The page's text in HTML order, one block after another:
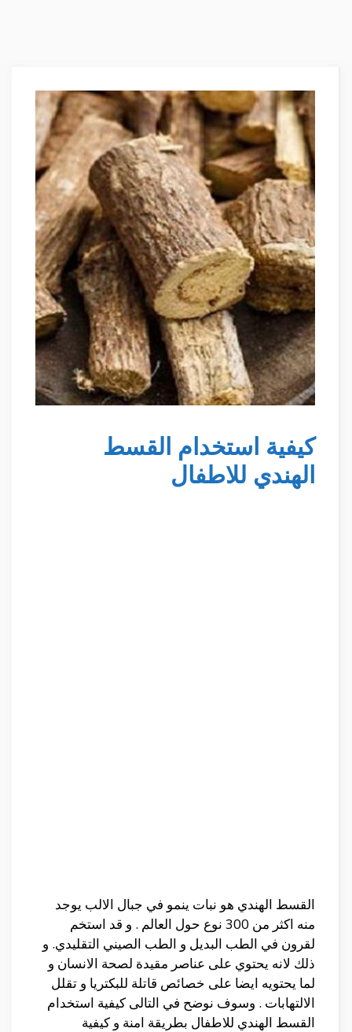
كيفية استخدام القسط
الهندي للاطفال
القسط الهندي هو نبات ينمو في جبال الالب يوجد
منه اكثر من 300 نوع حول العالم . و قد استخم
لقرون في الطب البديل و الطب الصيني التقليدي. و
ذلك لانه يحتوي على عناصر مقيدة لصحة الانسان و
لما يحتويه ايضا على خصائص قاتلة للبكتريا و تقلل
الالتهابات . وسوف نوضح في التالى كيفية استخدام
القسط الهندي للاطفال بطريقة امنة و كيفية